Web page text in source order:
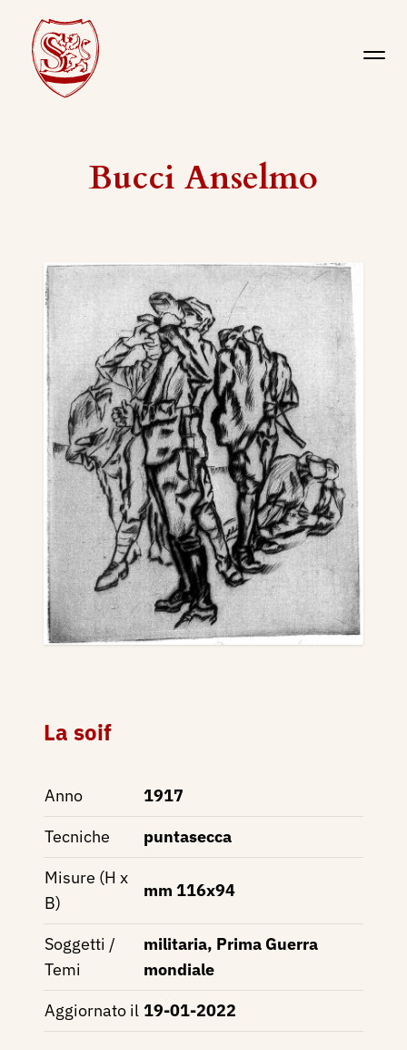
Bucci Anselmo
La soif
Anno
1917
Tecniche
puntasecca
Misure (H x
B)
mm 116x94
Soggetti /
Temi
militaria, Prima Guerra
mondiale
Aggiornato il 19-01-2022